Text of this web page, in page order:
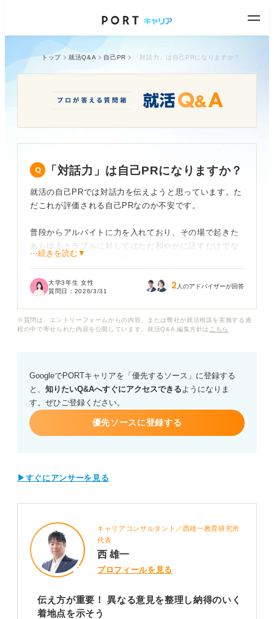
トップ 就活Q&A 自己PR 「対話力」は自己PRになりますか？
「対話力」は自己PRになりますか？
就活の自己PRでは対話力を伝えようと思っています。た
だこれが評価される自己PRなのか不安です。
普段からアルバイトに力を入れており、その場で起きた
あらゆるトラブルに対してはただ和やかに話すだけでな
く、意見が食い違った場面でも相手の考えを聞きながら
た。
績はなく、対話力が直接結果として影響を与えたような
会で優勝した」「売上を大きく伸ばした」といった成果
を語っているのを聞くと、自分の対話力という強みはと
ても地味で、勝るものだとは思えなくなりました。
自分ではアピールしたいと思っているこの対話力を、単
必要でしょうか？
面接官に納得してもらえるような、具体的な伝え方のポ
だきたいです。
⋯続きを読む▼
大学3年生 女性
質問日： 2026/3/31 2 人のアドバイザーが回答
※質問は、エントリーフォームからの内容、または弊社が就活相談を実施する過
程の中で寄せられた内容を公開しています。就活Q&A 編集方針は こちら
GoogleでPORTキャリアを「優先するソース」に登録する
と、 知りたいQ&Aへすぐにアクセスできるようになりま
す。ぜひご登録ください。
優先ソースに登録する
▶すぐにアンサーを見る
キャリアコンサルタント／西雄一教育研究所
代表
西 雄一
プロフィールを見る
伝え方が重要！ 異なる意見を整理し納得のいく
着地点を示そう